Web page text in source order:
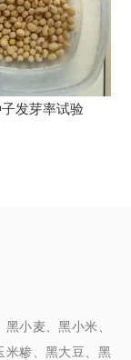
发芽率试验
小麦、黑小米、
米糁、黑大豆、黑